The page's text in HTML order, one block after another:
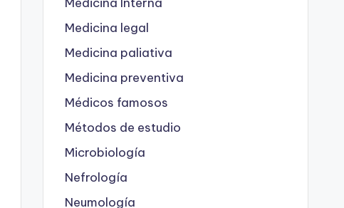
Medicina legal
Medicina paliativa
Medicina preventiva
Médicos famosos
Métodos de estudio
Microbiología
Nefrología
Neumología